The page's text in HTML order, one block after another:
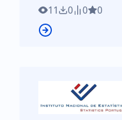
https://
11 0 0 0